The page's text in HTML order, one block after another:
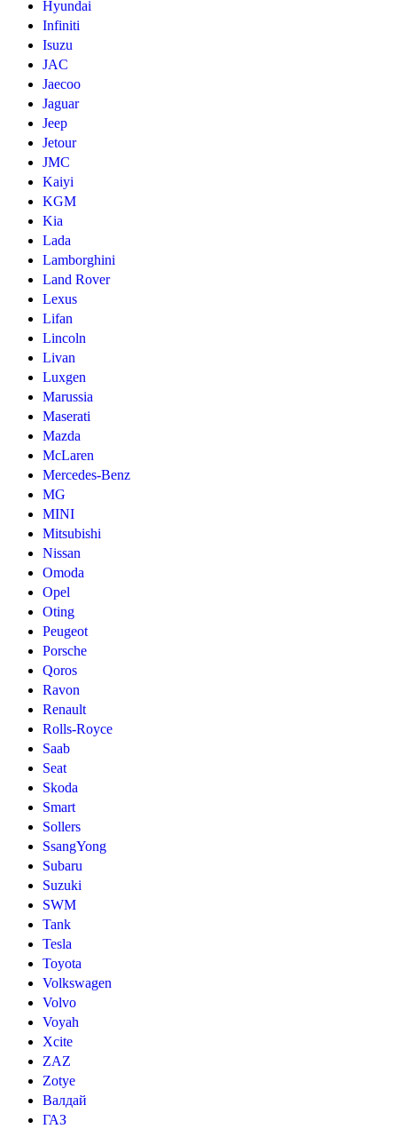
Hyundai
Infiniti
Isuzu
JAC
Jaecoo
Jaguar
Jeep
Jetour
JMC
Kaiyi
KGM
Kia
Lada
Lamborghini
Land Rover
Lexus
Lifan
Lincoln
Livan
Luxgen
Marussia
Maserati
Mazda
McLaren
Mercedes-Benz
MG
MINI
Mitsubishi
Nissan
Omoda
Opel
Oting
Peugeot
Porsche
Qoros
Ravon
Renault
Rolls-Royce
Saab
Seat
Skoda
Smart
Sollers
SsangYong
Subaru
Suzuki
SWM
Tank
Tesla
Toyota
Volkswagen
Volvo
Voyah
Xcite
ZAZ
Zotye
Валдай
ГАЗ